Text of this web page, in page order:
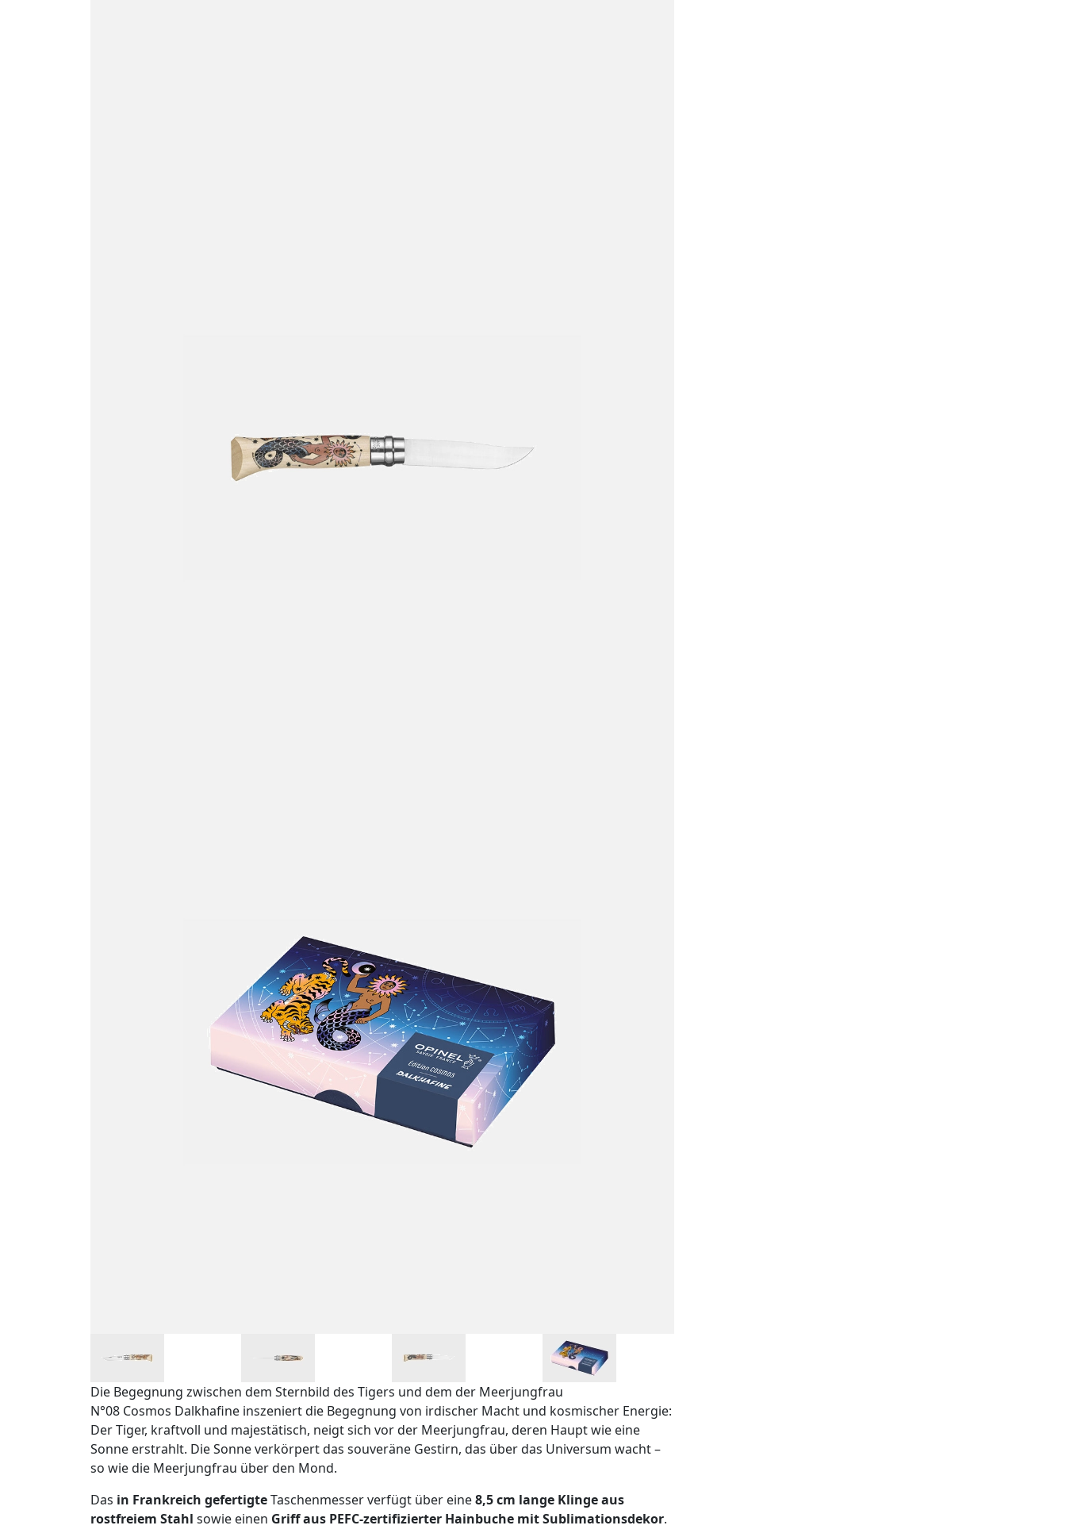
Die Begegnung zwischen dem Sternbild des Tigers und dem der Meerjungfrau
N°08 Cosmos Dalkhafine inszeniert die Begegnung von irdischer Macht und kosmischer Energie:
Der Tiger, kraftvoll und majestätisch, neigt sich vor der Meerjungfrau, deren Haupt wie eine
Sonne erstrahlt. Die Sonne verkörpert das souveräne Gestirn, das über das Universum wacht –
so wie die Meerjungfrau über den Mond.
Das in Frankreich gefertigteTaschenmesser verfügt über eine8,5 cm lange Klinge aus
rostfreiem Stahl sowie einen Griff aus PEFC-zertifizierter Hainbuche mit Sublimationsdekor.